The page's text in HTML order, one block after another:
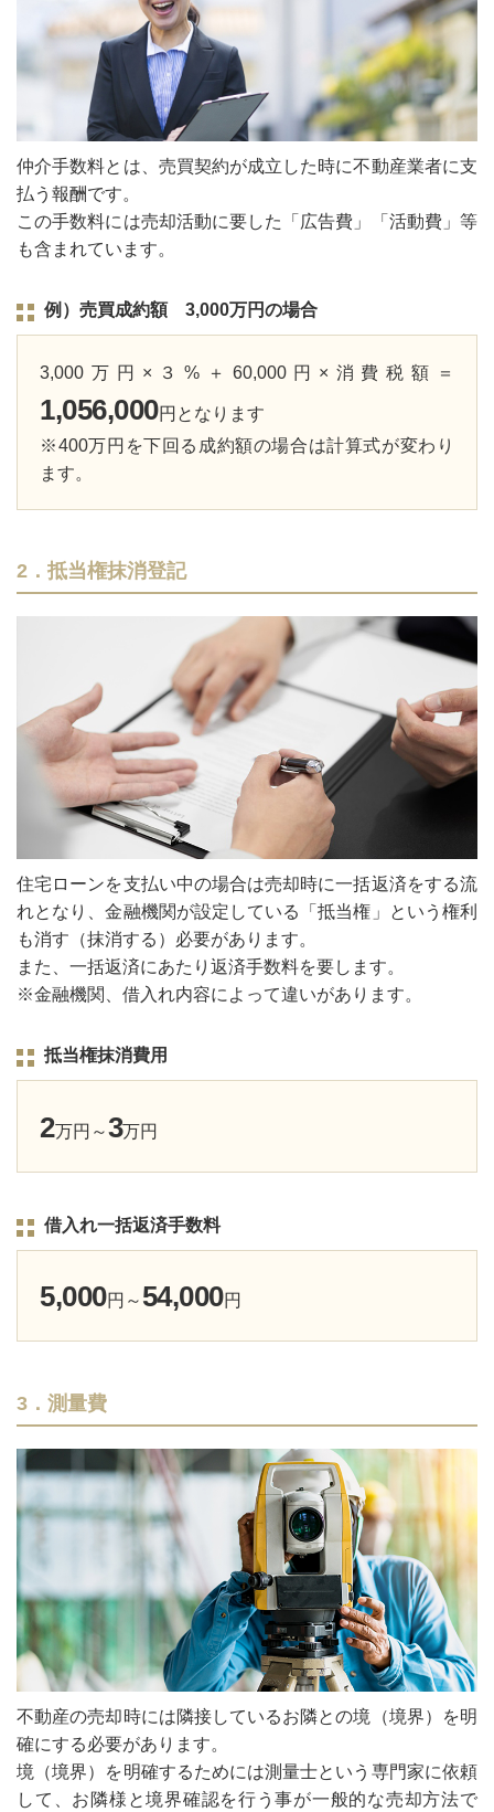
仲介手数料とは、売買契約が成立した時に不動産業者に支
払う報酬です。
この手数料には売却活動に要した「広告費」「活動費」等
も含まれています。
例）売買成約額 3,000万円の場合
3,000万円×３%＋60,000円×消費税額＝
1,056,000円となります
※400万円を下回る成約額の場合は計算式が変わり
ます。
2．抵当権抹消登記
住宅ローンを支払い中の場合は売却時に一括返済をする流
れとなり、金融機関が設定している「抵当権」という権利
も消す（抹消する）必要があります。
また、一括返済にあたり返済手数料を要します。
※金融機関、借入れ内容によって違いがあります。
抵当権抹消費用
2万円～3万円
借入れ一括返済手数料
5,000円～ 54,000円
3．測量費
不動産の売却時には隣接しているお隣との境（境界）を明
確にする必要があります。
境（境界）を明確するためには測量士という専門家に依頼
して、お隣様と境界確認を行う事が一般的な売却方法で